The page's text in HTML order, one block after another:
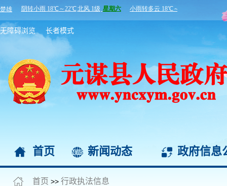
无障碍浏览 长者模式
首页 新闻动态 政府信息
首页 >> 行政执法信息